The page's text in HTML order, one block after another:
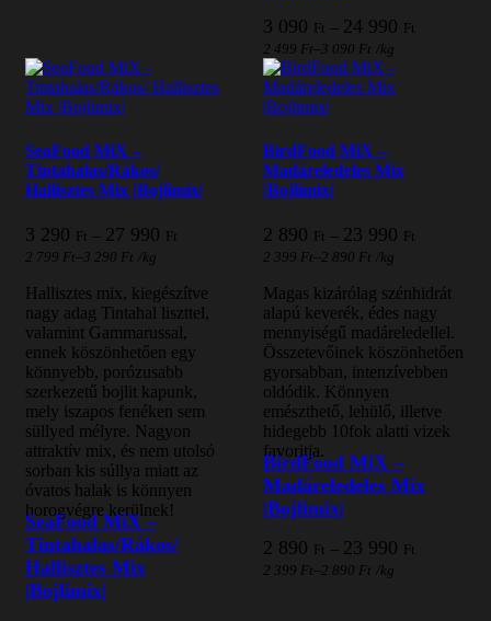
3 090 Ft – 24 990 Ft
2 499 Ft 3 090 Ft kg
SeaFood MiX –
Tintahalas/Rákos/
Hallisztes Mix |Bojlimix|
3 290 Ft – 27 990 Ft
Ártartomány:
-
27
990 Ft
2 799 Ft 3 290 Ft kg
Hallisztes mix, kiegészítve
nagy adag Tintahal liszttel,
valamint Gammarussal,
ennek köszönhetően egy
könnyebb, porózusabb
szerkezetű bojlit kapunk,
mely iszapos fenéken sem
süllyed mélyre. Nagyon
attraktív mix, és nem utolsó
sorban kis súllya miatt az
óvatos halak is könnyen
horogvégre kerülnek!
SeaFood MiX –
Tintahalas/Rákos/
Hallisztes Mix
|Bojlimix|
BirdFood MiX –
Madáreledeles Mix
|Bojlimix|
2 890 Ft – 23 990 Ft
-
23
990 Ft
2 399 Ft 2 890 Ft kg
Magas kizárólag szénhidrát
alapú keverék, édes nagy
mennyiségű madáreledellel.
Összetevőinek köszönhetően
gyorsabban, intenzívebben
oldódik. Könnyen
emészthető, lehülő, illetve
hidegebb 10fok alatti vizek
favoritja.
BirdFood MiX –
Madáreledeles Mix
|Bojlimix|
2 890 Ft – 23 990 Ft
2 399 Ft 2 890 Ft kg